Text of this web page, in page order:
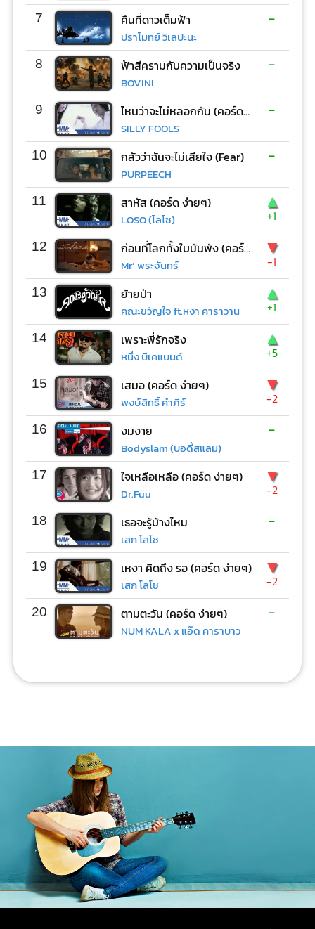
7 คืนที่ดาวเต็มฟ้า
ปราโมทย์ วิเลปะนะ
-
8 ฟ้าสีครามกับความเป็นจริง
BOVINI
-
9 ไหนว่าจะไม่หลอกกัน (คอร์ด ง่ายๆ)
SILLY FOOLS
-
10 กลัวว่าฉันจะไม่เสียใจ (Fear)
PURPEECH
-
11 สาหัส (คอร์ด ง่ายๆ)
LOSO (โลโซ)
▲
+1
12 ก่อนที่โลกทั้งใบมันพัง (คอร์ด ง่ายๆ)
Mr’ พระจันทร์
▼
-1
13 ย้ายป่า
คณะขวัญใจ ft.หงา คาราวาน
▲
+1
14 เพราะพี่รักจริง
หนึ่ง บีเคแบนด์
▲
+5
15 เสมอ (คอร์ด ง่ายๆ)
พงษ์สิทธิ์ คำภีร์
▼
-2
16 งมงาย
Bodyslam (บอดี้สแลม)
-
17 ใจเหลือเหลือ (คอร์ด ง่ายๆ)
Dr.Fuu
▼
-2
18 เธอจะรู้บ้างไหม
เสก โลโซ
-
19 เหงา คิดถึง รอ (คอร์ด ง่ายๆ)
เสก โลโซ
▼
-2
20 ตามตะวัน (คอร์ด ง่ายๆ)
NUM KALA x แอ๊ด คาราบาว
-